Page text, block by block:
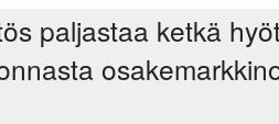
paljastaa ketkä